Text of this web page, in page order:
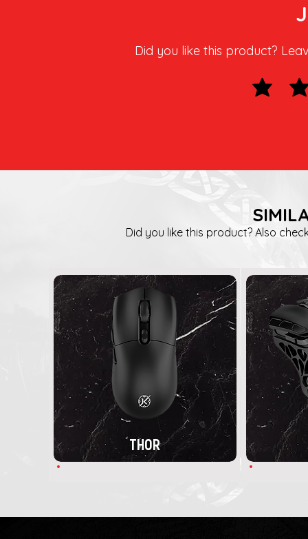
Did you like this product?
Did you like this product? Also
THOR